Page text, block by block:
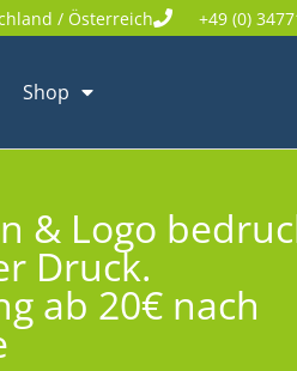
/ Österreich +49 (0)
Shop
& Logo
Druck.
ab 20€ nach